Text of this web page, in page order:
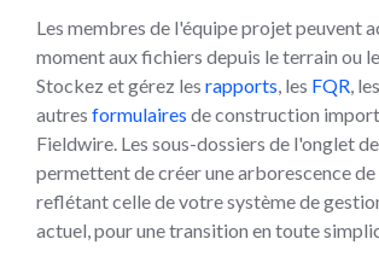
Les membres de l'équipe projet peuvent
moment aux fichiers depuis le terrain ou
Stockez et gérez les rapports , les FQR , les
autres formulaires de construction
Fieldwire. Les sous-dossiers de l'onglet
permettent de créer une arborescence de
reflétant celle de votre système de
actuel, pour une transition en toute